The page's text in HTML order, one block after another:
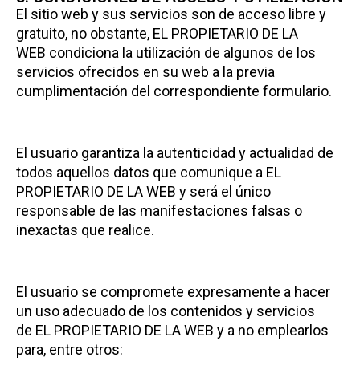
El sitio web y sus servicios son de acceso libre y
gratuito, no obstante, EL PROPIETARIO DE LA
WEB condiciona la utilización de algunos de los
servicios ofrecidos en su web a la previa
cumplimentación del correspondiente formulario.
El usuario garantiza la autenticidad y actualidad de
todos aquellos datos que comunique a EL
PROPIETARIO DE LA WEB y será el único
responsable de las manifestaciones falsas o
inexactas que realice.
El usuario se compromete expresamente a hacer
un uso adecuado de los contenidos y servicios
de EL PROPIETARIO DE LA WEB y a no emplearlos
para, entre otros: